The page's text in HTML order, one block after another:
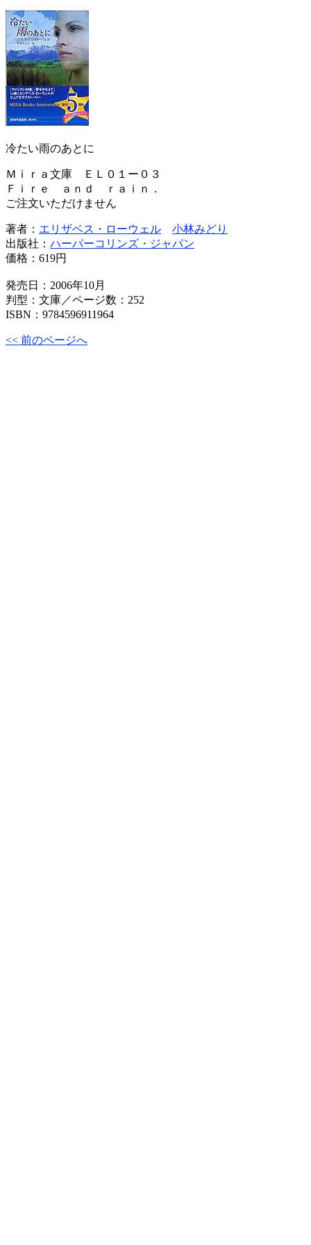
冷たい雨のあとに
Ｍｉｒａ文庫 ＥＬ０１ー０３
Ｆｉｒｅ ａｎｄ ｒａｉｎ．
ご注文いただけません
著者： エリザベス・ローウェル
小林みどり
出版社： ハーパーコリンズ・ジャパン
価格： 619円
発売日：2006年10月
判型：文庫／ページ数：252
ISBN：9784596911964
<< 前のページへ